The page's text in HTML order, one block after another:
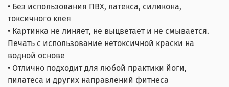
• Без использования ПВХ, латекса, силикона,
токсичного клея
• Картинка не линяет, не выцветает и не смывается.
Печать с использование нетоксичной краски на
водной основе
• Отлично подходит для любой практики йоги,
пилатеса и других направлений фитнеса